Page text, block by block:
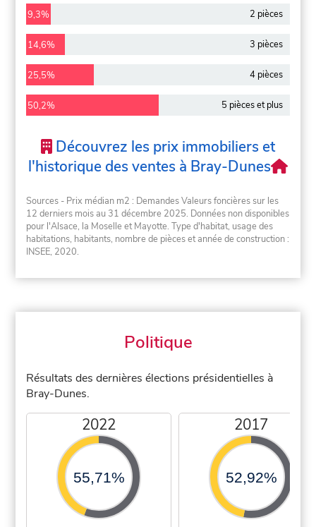
9,3% 2 pièces
14,6% 3 pièces
25,5% 4 pièces
50,2% 5 pièces et plus
Découvrez les prix immobiliers et
l'historique des ventes à Bray-Dunes
Sources - Prix médian m2 : Demandes Valeurs foncières sur les
12 derniers mois au 31 décembre 2025. Données non disponibles
pour l'Alsace, la Moselle et Mayotte. Type d'habitat, usage des
habitations, habitants, nombre de pièces et année de construction :
INSEE, 2020.
Politique
Résultats des dernières élections présidentielles à
Bray-Dunes.
2022
55,71%
2017
52,92%